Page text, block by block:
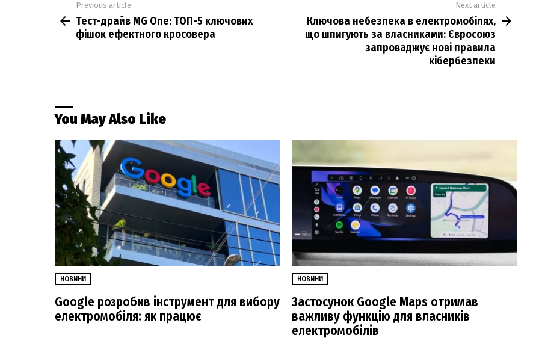
more
Previous article
Тест-драйв MG One: ТОП-5 ключових
фішок ефектного кросовера
Next article
Ключова небезпека в електромобілях,
що шпигують за власниками: Євросоюз
запроваджує нові правила
кібербезпеки
You May Also Like
НОВИНИ
Google розробив інструмент для вибору
електромобіля: як працює
НОВИНИ
Застосунок Google Maps отримав
важливу функцію для власників
електромобілів